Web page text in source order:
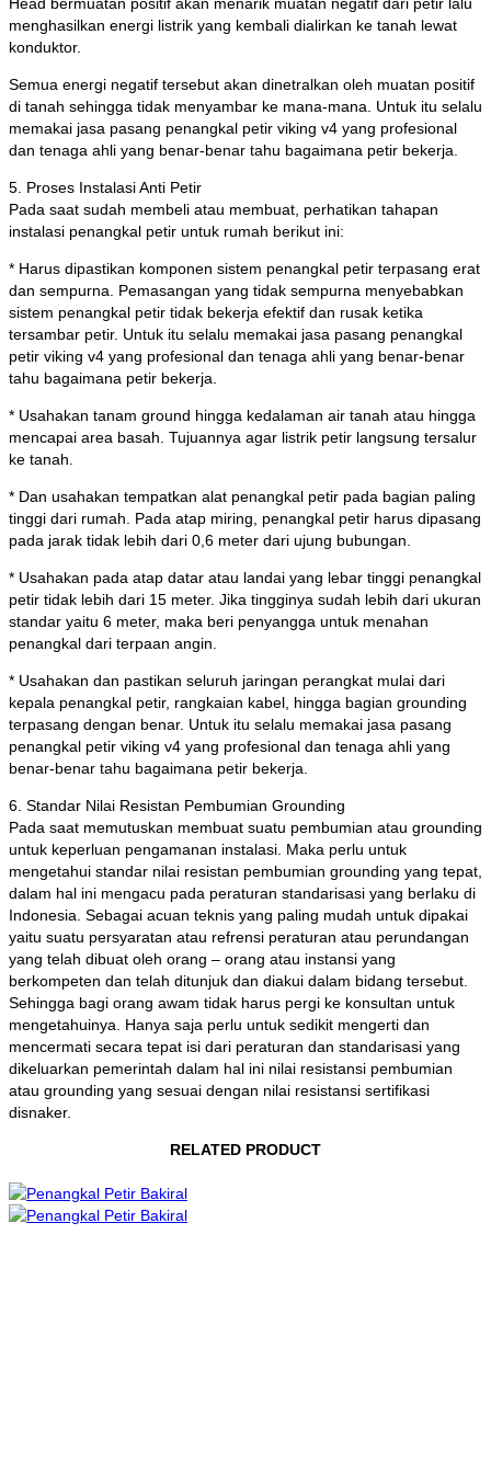
menghasilkan energi listrik yang kembali dialirkan ke tanah lewat
konduktor.
Semua energi negatif tersebut akan dinetralkan oleh muatan positif
di tanah sehingga tidak menyambar ke mana-mana. Untuk itu selalu
memakai jasa pasang penangkal petir viking v4 yang profesional
dan tenaga ahli yang benar-benar tahu bagaimana petir bekerja.
5. Proses Instalasi Anti Petir
Pada saat sudah membeli atau membuat, perhatikan tahapan
instalasi penangkal petir untuk rumah berikut ini:
* Harus dipastikan komponen sistem penangkal petir terpasang erat
dan sempurna. Pemasangan yang tidak sempurna menyebabkan
sistem penangkal petir tidak bekerja efektif dan rusak ketika
tersambar petir. Untuk itu selalu memakai jasa pasang penangkal
petir viking v4 yang profesional dan tenaga ahli yang benar-benar
tahu bagaimana petir bekerja.
* Usahakan tanam ground hingga kedalaman air tanah atau hingga
mencapai area basah. Tujuannya agar listrik petir langsung tersalur
ke tanah.
* Dan usahakan tempatkan alat penangkal petir pada bagian paling
tinggi dari rumah. Pada atap miring, penangkal petir harus dipasang
pada jarak tidak lebih dari 0,6 meter dari ujung bubungan.
* Usahakan pada atap datar atau landai yang lebar tinggi penangkal
petir tidak lebih dari 15 meter. Jika tingginya sudah lebih dari ukuran
standar yaitu 6 meter, maka beri penyangga untuk menahan
penangkal dari terpaan angin.
* Usahakan dan pastikan seluruh jaringan perangkat mulai dari
kepala penangkal petir, rangkaian kabel, hingga bagian grounding
terpasang dengan benar. Untuk itu selalu memakai jasa pasang
penangkal petir viking v4 yang profesional dan tenaga ahli yang
benar-benar tahu bagaimana petir bekerja.
6. Standar Nilai Resistan Pembumian Grounding
Pada saat memutuskan membuat suatu pembumian atau grounding
untuk keperluan pengamanan instalasi. Maka perlu untuk
mengetahui standar nilai resistan pembumian grounding yang tepat,
dalam hal ini mengacu pada peraturan standarisasi yang berlaku di
Indonesia. Sebagai acuan teknis yang paling mudah untuk dipakai
yaitu suatu persyaratan atau refrensi peraturan atau perundangan
yang telah dibuat oleh orang – orang atau instansi yang
berkompeten dan telah ditunjuk dan diakui dalam bidang tersebut.
Sehingga bagi orang awam tidak harus pergi ke konsultan untuk
mengetahuinya. Hanya saja perlu untuk sedikit mengerti dan
mencermati secara tepat isi dari peraturan dan standarisasi yang
dikeluarkan pemerintah dalam hal ini nilai resistansi pembumian
atau grounding yang sesuai dengan nilai resistansi sertifikasi
disnaker.
RELATED PRODUCT